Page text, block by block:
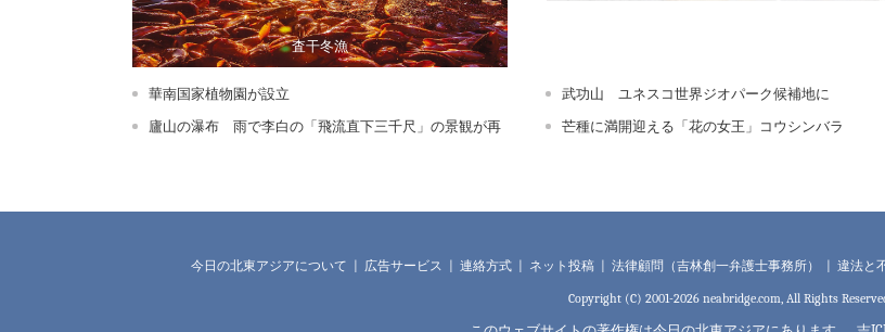
査干冬漁
華南国家植物園が設立
武功山 ユネスコ世界ジオパーク候補地に
廬山の瀑布 雨で李白の「飛流直下三千尺」の景観が再
芒種に満開迎える「花の女王」コウシンバラ
今日の北東アジアについて | 広告サービス | 連絡方式 | ネット投稿 | 法律顧問（吉林創一弁護士事務所） | 違法と
Copyright (C) 2001-2026 neabridge.com, All Rights